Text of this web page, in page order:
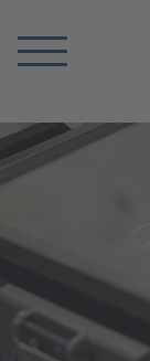
Switch